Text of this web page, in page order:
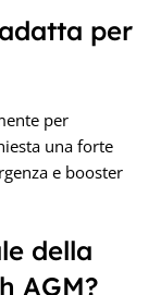
per
per
una forte
e booster
della
AGM?